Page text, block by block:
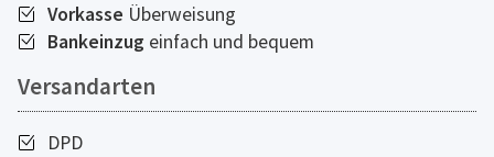
Vorkasse Überweisung
Bankeinzug einfach und bequem
Versandarten
DPD